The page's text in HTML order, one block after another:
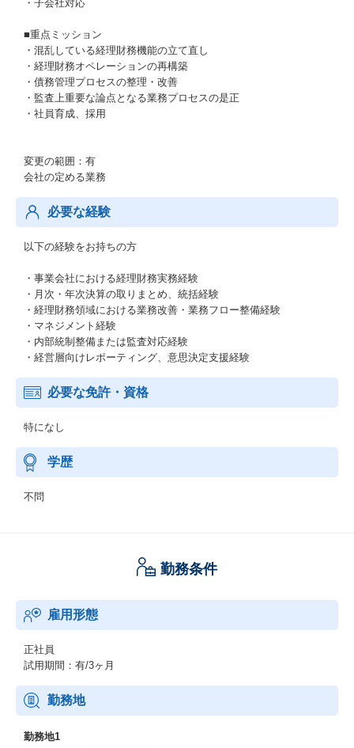
・子会社対応
■重点ミッション
・混乱している経理財務機能の立て直し
・経理財務オペレーションの再構築
・債務管理プロセスの整理・改善
・監査上重要な論点となる業務プロセスの是正
・社員育成、採用
変更の範囲：有
会社の定める業務
必要な経験
以下の経験をお持ちの方
・事業会社における経理財務実務経験
・月次・年次決算の取りまとめ、統括経験
・経理財務領域における業務改善・業務フロー整備経験
・マネジメント経験
・内部統制整備または監査対応経験
・経営層向けレポーティング、意思決定支援経験
必要な免許・資格
特になし
学歴
不問
勤務条件
雇用形態
正社員
試用期間：有/3ヶ月
勤務地
勤務地1